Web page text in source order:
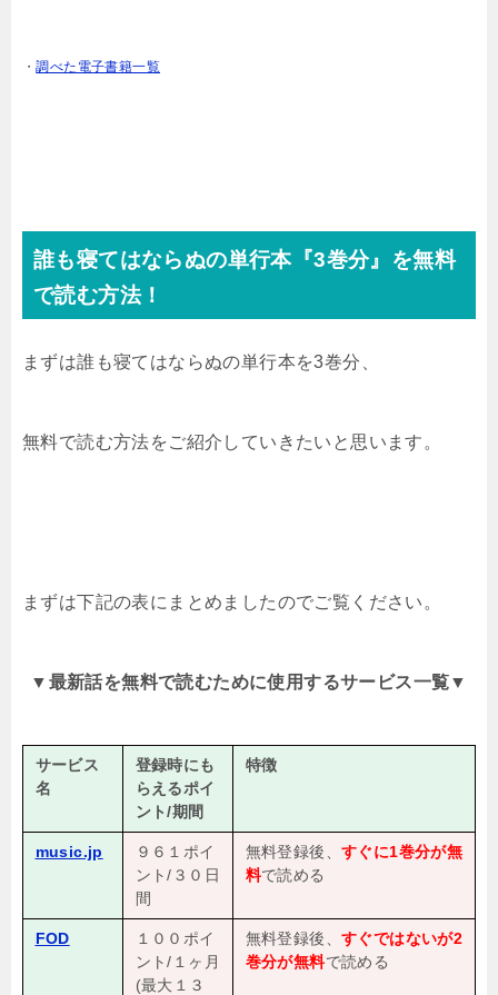
・調べた電子書籍一覧
誰も寝てはならぬの単行本『3巻分』を無料
で読む方法！
まずは誰も寝てはならぬの単行本を3巻分、
無料で読む方法をご紹介していきたいと思います。
まずは下記の表にまとめましたのでご覧ください。
▼ 最新話を無料で読むために使用するサービス一覧▼
サービス
名
登録時にも
らえるポイ
ント/期間
特徴
music.jp
９６１ポイ
ント/３０日
間
無料登録後、 すぐに1巻分が無
料で読める
FOD
１００ポイ
ント/１ヶ月
(最大１３
無料登録後、 すぐではないが2
巻分が無料で読める